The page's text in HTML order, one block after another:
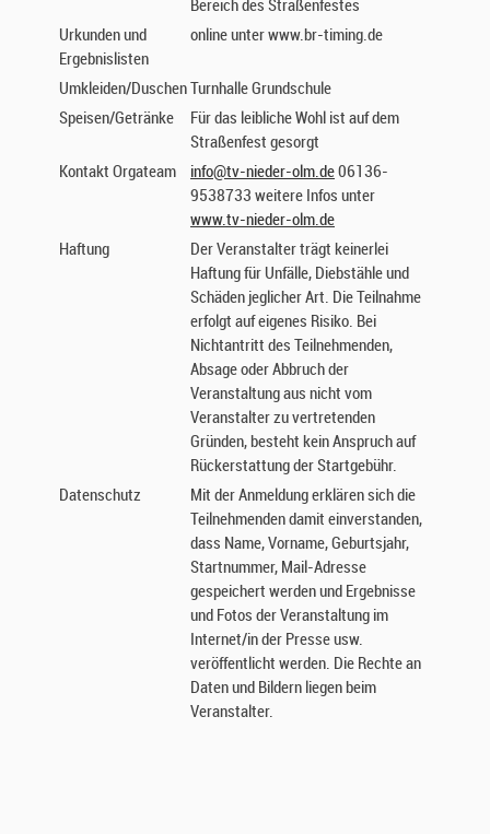
Bereich des Straßenfestes
Urkunden und
Ergebnislisten
online unter www.br-timing.de
Umkleiden/DuschenTurnhalle Grundschule
Speisen/Getränke
Für das leibliche Wohl ist auf dem
Straßenfest gesorgt
Kontakt Orgateam
info@tv-nieder-olm.de06136-
9538733 weitere Infos unter
www.tv-nieder-olm.de
Haftung
Der Veranstalter trägt keinerlei
Haftung für Unfälle, Diebstähle und
Schäden jeglicher Art. Die Teilnahme
erfolgt auf eigenes Risiko. Bei
Nichtantritt des Teilnehmenden,
Absage oder Abbruch der
Veranstaltung aus nicht vom
Veranstalter zu vertretenden
Gründen, besteht kein Anspruch auf
Rückerstattung der Startgebühr.
Datenschutz
Mit der Anmeldung erklären sich die
Teilnehmenden damit einverstanden,
dass Name, Vorname, Geburtsjahr,
Startnummer, Mail-Adresse
gespeichert werden und Ergebnisse
und Fotos der Veranstaltung im
Internet/in der Presse usw.
veröffentlicht werden. Die Rechte an
Daten und Bildern liegen beim
Veranstalter.